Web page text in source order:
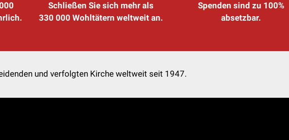
Schließen Sie sich mehr als
330 000 Wohltätern weltweit an.
Spenden sind zu 100%
absetzbar.
und verfolgten Kirche weltweit seit 1947.